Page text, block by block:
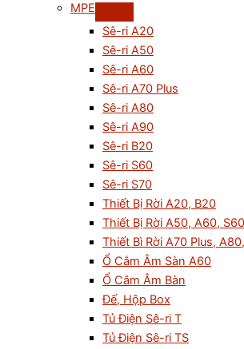
MPE
Sê-ri A20
Sê-ri A50
Sê-ri A60
Sê-ri A70 Plus
Sê-ri A80
Sê-ri A90
Sê-ri B20
Sê-ri S60
Sê-ri S70
Thiết Bị Rời A20, B20
Thiết Bị Rời A50, A60, S60
Thiết Bì Rời A70 Plus,
Ổ Cắm Âm Sàn A60
Ổ Cắm Âm Bàn
Đế, Hộp Box
Tủ Điện Sê-ri T
Tủ Điện Sê-ri TS